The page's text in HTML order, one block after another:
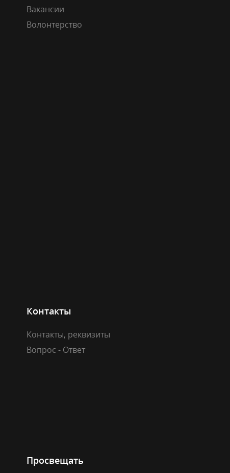
Вакансии
Волонтерство
Контакты
Контакты, реквизиты
Вопрос - Ответ
Просвещать